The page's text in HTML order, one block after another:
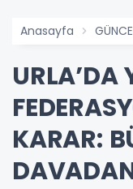
Anasayfa
URLA’DA
KARAR: